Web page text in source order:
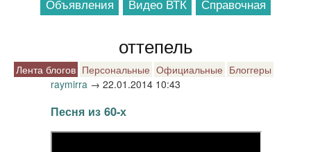
Объявления
Видео ВТК Справочная
оттепель
Лента блогов Персональные Официальные Блоггеры
raymirra → 22.01.2014 10:43
Песня из 60-х